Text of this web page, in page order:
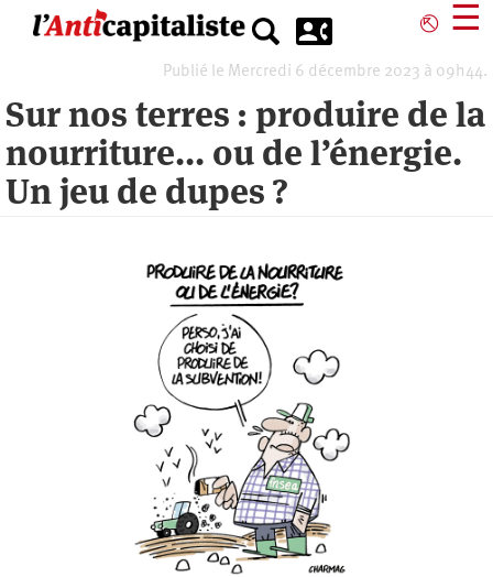
⎋ ☰
Publié le Mercredi 6 décembre 2023 à 09h44.
Sur nos terres : produire de la
nourriture... ou de l’énergie.
Un jeu de dupes ?